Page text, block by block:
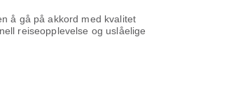
å gå på akkord med kvalitet
reiseopplevelse og uslåelige